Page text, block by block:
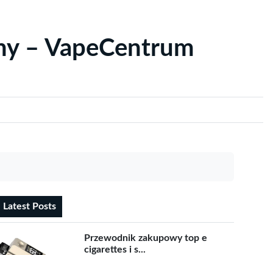
– VapeCentrum
Latest Posts
Przewodnik zakupowy top e
cigarettes i s...